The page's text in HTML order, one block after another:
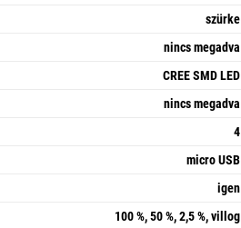
szürke
nincs megadva
CREE SMD LED
nincs megadva
4
micro USB
igen
100 %, 50 %, 2,5 %, villog